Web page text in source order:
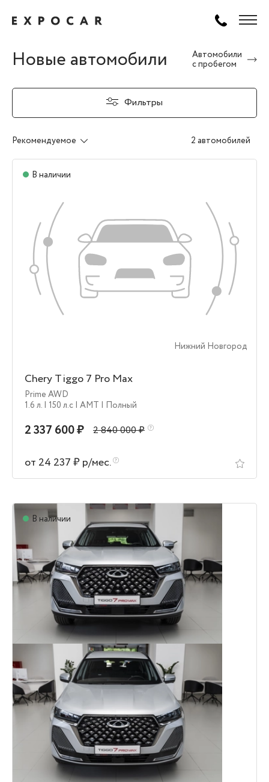
Новые автомобили
Автомобили
с пробегом
Фильтры
Рекомендуемое 2 автомобилей
В наличии
Нижний Новгород
Chery Tiggo 7 Pro Max
Prime AWD
1.6 л. | 150 л.c | AMT | Полный
2 337 600 ₽ 2 840 000 ₽
от 24 237 ₽ р/мес.
В наличии